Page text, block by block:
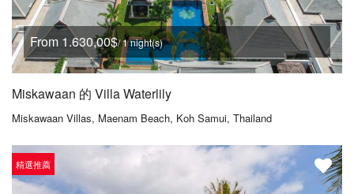
From 1.630,00$/ 1 night(s)
Miskawaan 的 Villa Waterlily
Miskawaan Villas, Maenam Beach, Koh Samui, Thailand
精選推薦